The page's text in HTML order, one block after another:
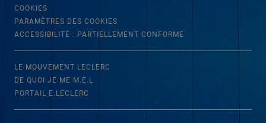
COOKIES
PARAMÈTRES DES COOKIES
ACCESSIBILITÉ : PARTIELLEMENT CONFORME
LE MOUVEMENT LECLERC
DE QUOI JE ME M.E.L
PORTAIL E.LECLERC